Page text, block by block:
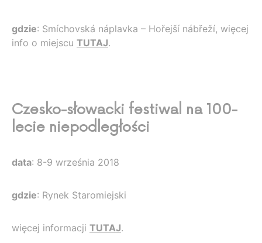
gdzie: Smíchovská náplavka – Hořejší nábřeží, więcej
info o miejscu TUTAJ.
Czesko-słowacki festiwal na 100-
lecie niepodległości
data: 8-9 września 2018
gdzie: Rynek Staromiejski
więcej informacji TUTAJ.